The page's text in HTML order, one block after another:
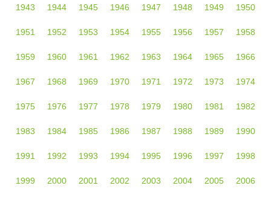
1943 1944 1945 1946 1947 1948 1949 1950
1951 1952 1953 1954 1955 1956 1957 1958
1959 1960 1961 1962 1963 1964 1965 1966
1967 1968 1969 1970 1971 1972 1973 1974
1975 1976 1977 1978 1979 1980 1981 1982
1983 1984 1985 1986 1987 1988 1989 1990
1991 1992 1993 1994 1995 1996 1997 1998
1999 2000 2001 2002 2003 2004 2005 2006